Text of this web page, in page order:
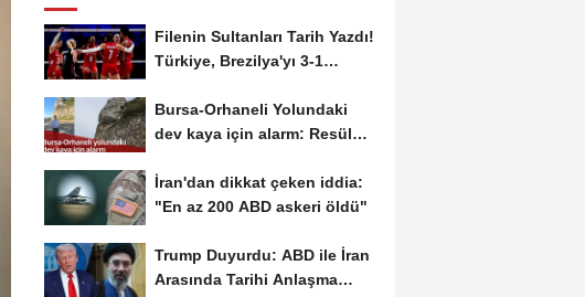
Filenin Sultanları Tarih Yazdı!
Türkiye, Brezilya'yı 3-1
Bursa-Orhaneli Yolundaki
dev kaya için alarm: Resül
İran'dan dikkat çeken iddia:
"En az 200 ABD askeri öldü"
Trump Duyurdu: ABD ile İran
Arasında Tarihi Anlaşma